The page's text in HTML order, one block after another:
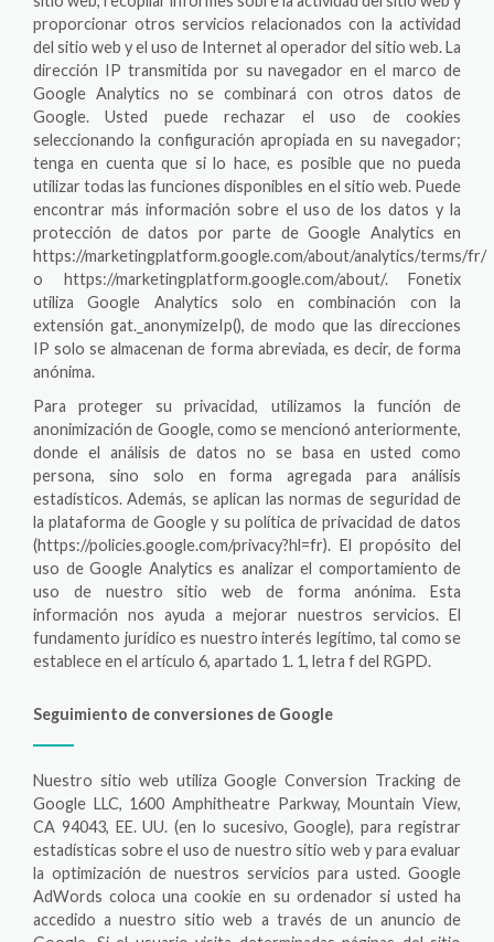
proporcionar otros servicios relacionados con la actividad
del sitio web y el uso de Internet al operador del sitio web. La
dirección IP transmitida por su navegador en el marco de
Google Analytics no se combinará con otros datos de
Google. Usted puede rechazar el uso de cookies
seleccionando la configuración apropiada en su navegador;
tenga en cuenta que si lo hace, es posible que no pueda
utilizar todas las funciones disponibles en el sitio web. Puede
encontrar más información sobre el uso de los datos y la
protección de datos por parte de Google Analytics en
https://marketingplatform.google.com/about/analytics/terms/fr/
o https://marketingplatform.google.com/about/. Fonetix
utiliza Google Analytics solo en combinación con la
extensión gat._anonymizeIp(), de modo que las direcciones
IP solo se almacenan de forma abreviada, es decir, de forma
anónima.
Para proteger su privacidad, utilizamos la función de
anonimización de Google, como se mencionó anteriormente,
donde el análisis de datos no se basa en usted como
persona, sino solo en forma agregada para análisis
estadísticos. Además, se aplican las normas de seguridad de
la plataforma de Google y su política de privacidad de datos
(https://policies.google.com/privacy?hl=fr). El propósito del
uso de Google Analytics es analizar el comportamiento de
uso de nuestro sitio web de forma anónima. Esta
información nos ayuda a mejorar nuestros servicios. El
fundamento jurídico es nuestro interés legítimo, tal como se
establece en el artículo 6, apartado 1. 1, letra f del RGPD.
Seguimiento de conversiones de Google
Nuestro sitio web utiliza Google Conversion Tracking de
Google LLC, 1600 Amphitheatre Parkway, Mountain View,
CA 94043, EE. UU. (en lo sucesivo, Google), para registrar
estadísticas sobre el uso de nuestro sitio web y para evaluar
la optimización de nuestros servicios para usted. Google
AdWords coloca una cookie en su ordenador si usted ha
accedido a nuestro sitio web a través de un anuncio de